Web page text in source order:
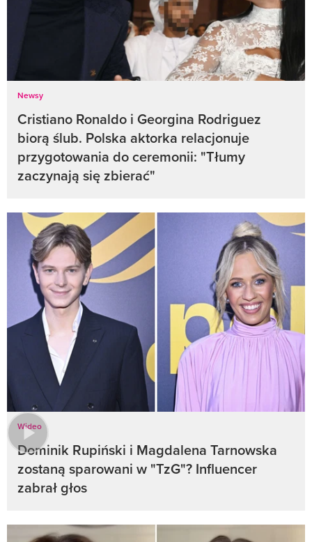
Newsy
Cristiano Ronaldo i Georgina Rodriguez
biorą ślub. Polska aktorka relacjonuje
przygotowania do ceremonii: "Tłumy
zaczynają się zbierać"
Wideo
Dominik Rupiński i Magdalena Tarnowska
zostaną sparowani w "TzG"? Influencer
zabrał głos